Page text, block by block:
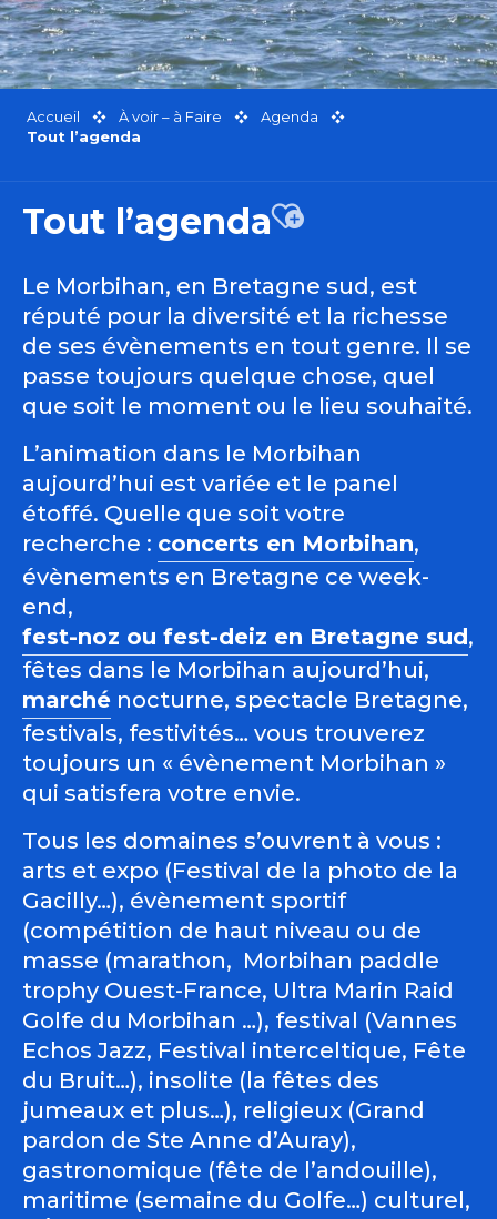
Accueil À voir – à Faire
Agenda
Tout l’agenda
Tout l’agendaAjouter aux
Le Morbihan, en Bretagne sud, est
réputé pour la diversité et la richesse
de ses évènements en tout genre. Il se
passe toujours quelque chose, quel
que soit le moment ou le lieu souhaité.
L’animation dans le Morbihan
aujourd’hui est variée et le panel
étoffé. Quelle que soit votre
recherche : concerts en Morbihan,
évènements en Bretagne ce week-
end,
fest-noz ou fest-deiz en Bretagne sud,
fêtes dans le Morbihan aujourd’hui,
marché nocturne, spectacle Bretagne,
festivals, festivités… vous trouverez
toujours un « évènement Morbihan »
qui satisfera votre envie.
Tous les domaines s’ouvrent à vous :
arts et expo (Festival de la photo de la
Gacilly…), évènement sportif
(compétition de haut niveau ou de
masse (marathon, Morbihan paddle
trophy Ouest-France, Ultra Marin Raid
Golfe du Morbihan …), festival (Vannes
Echos Jazz, Festival interceltique, Fête
du Bruit…), insolite (la fêtes des
jumeaux et plus…), religieux (Grand
pardon de Ste Anne d’Auray),
gastronomique (fête de l’andouille),
maritime (semaine du Golfe…) culturel,